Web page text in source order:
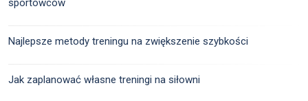
sportowców
Najlepsze metody treningu na zwiększenie szybkości
Jak zaplanować własne treningi na siłowni